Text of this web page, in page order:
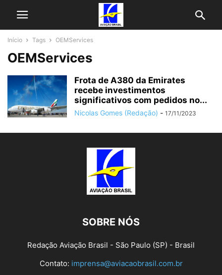
Início Tags OEMServices
OEMServices
Frota de A380 da Emirates
recebe investimentos
significativos com pedidos no...
Nicolas Gomes (Redação) - 17/11/2023
SOBRE NÓS
Redação Aviação Brasil - São Paulo (SP) - Brasil
Contato: imprensa@aviacaobrasil.com.br